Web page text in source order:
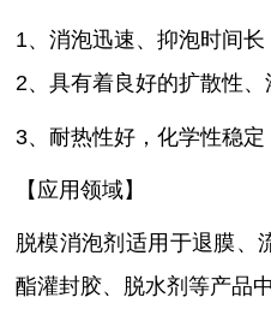
1、消泡迅速、抑泡时间长
2、具有着良好的扩散性、
3、耐热性好，化学性稳定
【应用领域】
脱模消泡剂适用于退膜、
酯灌封胶、脱水剂等产品中